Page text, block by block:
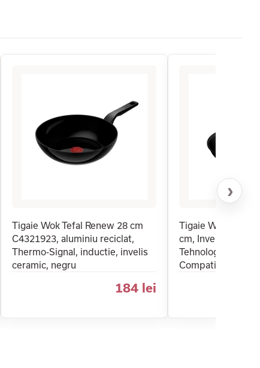
Tigaie Wok Tefal Renew 28 cm
C4321923, aluminiu reciclat,
Thermo-Signal, inductie, invelis
ceramic, negru
184 lei
Tigaie Wok Tefal
cm, Invelis
Tehnologie
Compatibila
›